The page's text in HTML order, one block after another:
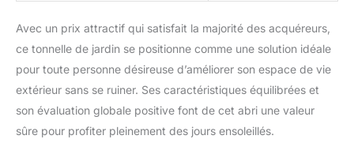
Avec un prix attractif qui satisfait la majorité des acquéreurs,
ce tonnelle de jardin se positionne comme une solution idéale
pour toute personne désireuse d’améliorer son espace de vie
extérieur sans se ruiner. Ses caractéristiques équilibrées et
son évaluation globale positive font de cet abri une valeur
sûre pour profiter pleinement des jours ensoleillés.